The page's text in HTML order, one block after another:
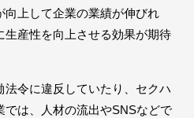
向上して企業の業績が伸びれ
産性を向上させる効果が期待
令に違反していたり、セクハ
は、人材の流出やSNSなどで